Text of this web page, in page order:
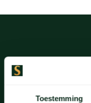
Toestemming
Klantenservice
Klantenservice